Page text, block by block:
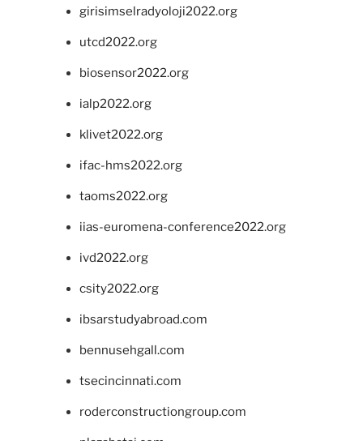
girisimselradyoloji2022.org
utcd2022.org
biosensor2022.org
ialp2022.org
klivet2022.org
ifac-hms2022.org
taoms2022.org
iias-euromena-conference2022.org
ivd2022.org
csity2022.org
ibsarstudyabroad.com
bennusehgall.com
tsecincinnati.com
roderconstructiongroup.com